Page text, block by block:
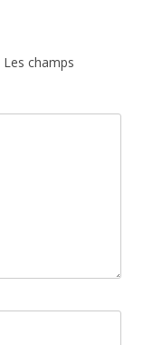
Les champs